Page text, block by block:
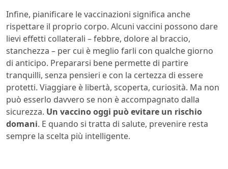
Infine, pianificare le vaccinazioni significa anche
rispettare il proprio corpo. Alcuni vaccini possono dare
lievi effetti collaterali – febbre, dolore al braccio,
stanchezza – per cui è meglio farli con qualche giorno
di anticipo. Prepararsi bene permette di partire
tranquilli, senza pensieri e con la certezza di essere
protetti. Viaggiare è libertà, scoperta, curiosità. Ma non
può esserlo davvero se non è accompagnato dalla
sicurezza. Un vaccino oggi può evitare un rischio
domani. E quando si tratta di salute, prevenire resta
sempre la scelta più intelligente.